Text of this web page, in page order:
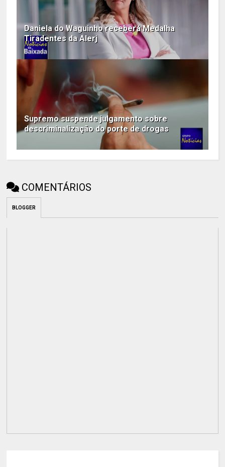
Daniela do Waguinho receberá Medalha
Tiradentes da Alerj
Supremo suspende julgamento sobre
descriminalização do porte de drogas
COMENTÁRIOS
BLOGGER